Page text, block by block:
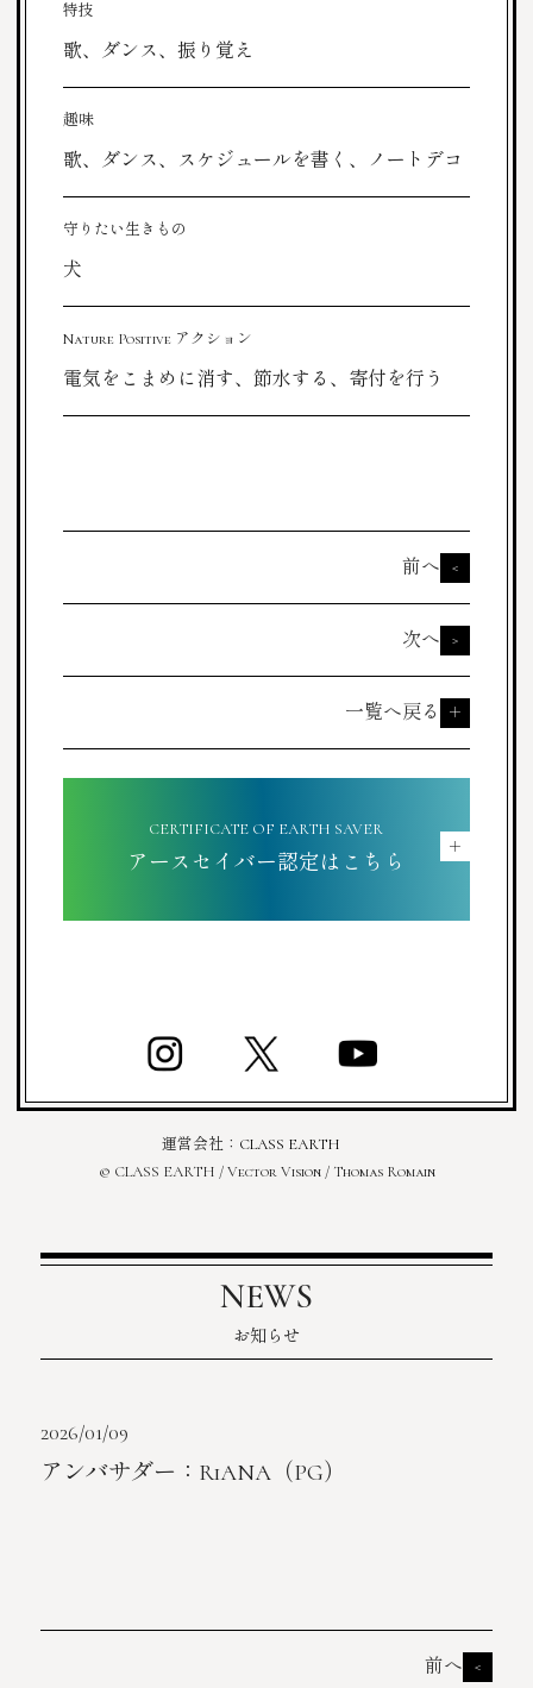
特技
歌、ダンス、振り覚え
趣味
歌、ダンス、スケジュールを書く、ノートデコ
守りたい生きもの
犬
Nature Positive アクション
電気をこまめに消す、節水する、寄付を行う
前へ <
次へ >
一覧へ戻る ＋
CERTIFICATE OF EARTH SAVER
アースセイバー認定はこちら
＋
運営会社： CLASS EARTH
© CLASS EARTH / Vector Vision / Thomas Romain
NEWS
お知らせ
2026/01/09
アンバサダー：RiANA（PG）
前へ <